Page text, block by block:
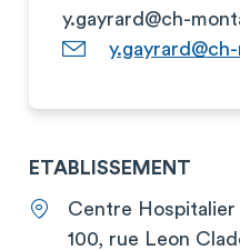
y.gayrard@ch-
ETABLISSEMENT
Centre Hospitalier
100, rue Leon